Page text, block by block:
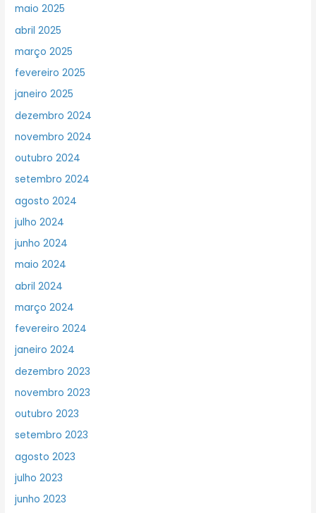
maio 2025
abril 2025
março 2025
fevereiro 2025
janeiro 2025
dezembro 2024
novembro 2024
outubro 2024
setembro 2024
agosto 2024
julho 2024
junho 2024
maio 2024
abril 2024
março 2024
fevereiro 2024
janeiro 2024
dezembro 2023
novembro 2023
outubro 2023
setembro 2023
agosto 2023
julho 2023
junho 2023